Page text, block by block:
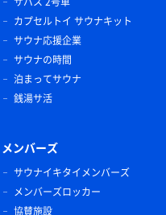
カプセルトイ サウナキット
サウナ応援企業
サウナの時間
泊まってサウナ
銭湯サ活
メンバーズ
サウナイキタイメンバーズ
メンバーズロッカー
協賛施設